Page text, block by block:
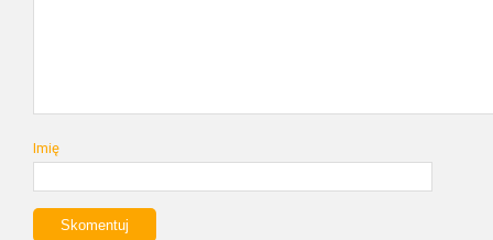
Imię